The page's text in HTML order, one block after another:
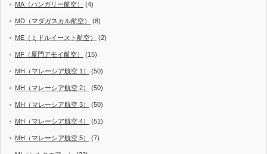
MA（ハンガリー航空） (4)
MD（マダガスカル航空） (8)
ME（ミドルイースト航空） (2)
MF（厦門アモイ航空） (15)
MH（マレーシア航空 1） (50)
MH（マレーシア航空 2） (50)
MH（マレーシア航空 3） (50)
MH（マレーシア航空 4） (51)
MH（マレーシア航空 5） (7)